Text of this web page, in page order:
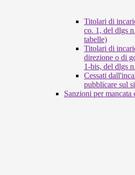
Titolari di
co. 1, del dlgs
tabelle)
Titolari di
direzione o di
1-bis, del dlgs
Cessati
pubblicare sul
Sanzioni per